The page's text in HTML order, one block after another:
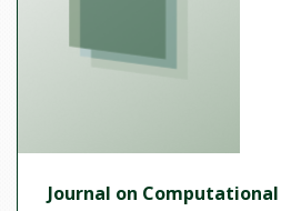
Journal on